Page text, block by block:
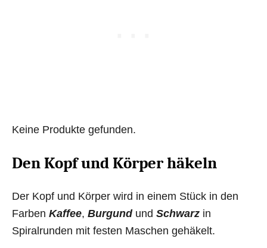
Keine Produkte gefunden.
Den Kopf und Körper häkeln
Der Kopf und Körper wird in einem Stück in den
Farben Kaffee, Burgundund Schwarz in
Spiralrunden mit festen Maschen gehäkelt.